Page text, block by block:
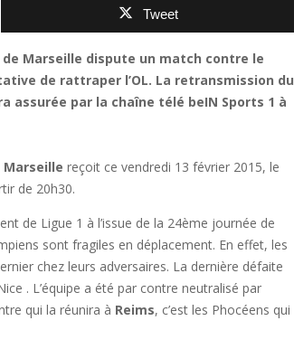
Tweet
de Marseille dispute un match contre le
de rattraper l’OL. La retransmission du
assurée par la chaîne télé beIN Sports 1 à
Marseille reçoit ce vendredi 13 février 2015, le
de 20h30.
de Ligue 1 à l’issue de la 24ème journée de
sont fragiles en déplacement. En effet, les
chez leurs adversaires. La dernière défaite
. L’équipe a été par contre neutralisé par
qui la réunira à Reims, c’est les Phocéens qui